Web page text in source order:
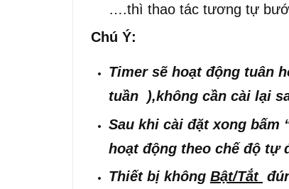
….thì thao tác tương tự
Chú Ý:
Timer sẽ hoạt động tuân
tuần ),không cần cài lại
Sau khi cài đặt xong bấm
hoạt động theo chế độ tự
Thiết bị không Bật/Tắt